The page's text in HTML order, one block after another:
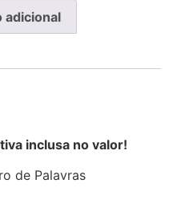
adicional
inclusa no valor!
de Palavras